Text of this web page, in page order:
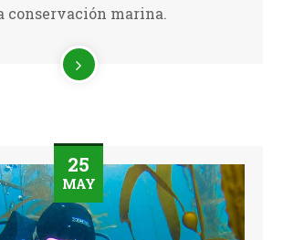
conservación marina.
25
MAY